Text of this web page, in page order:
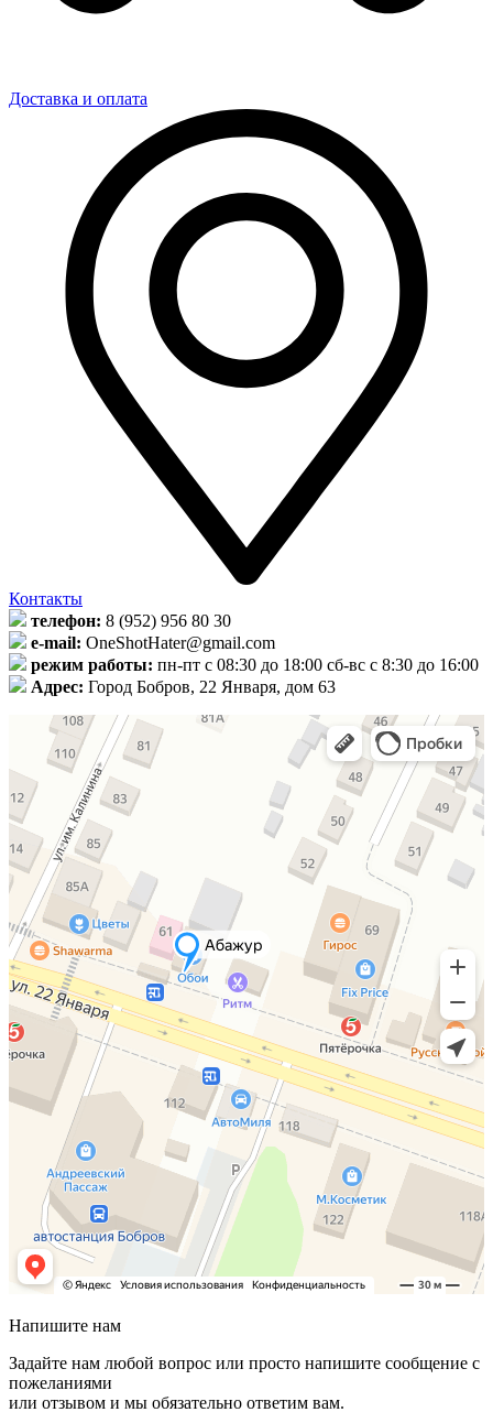
Доставка и оплата
Контакты
телефон: 8 (952) 956 80 30
e-mail: OneShotHater@gmail.com
режим работы: пн-пт с 08:30 до 18:00 сб-вс с 8:30 до 16:00
Адрес: Город Бобров, 22 Января, дом 63
Напишите нам
Задайте нам любой вопрос или просто напишите сообщение с
пожеланиями
или отзывом и мы обязательно ответим вам.